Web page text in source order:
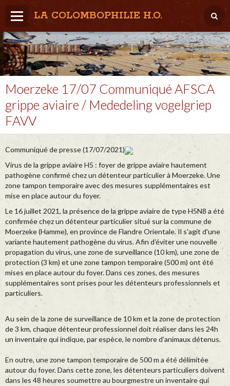
LA COLOMBOPHILIE H.O.
Home
Météo / Het weer
Lâcher / Los
Result. clubs, Provincial, (Inter)National
RFCB / KBDB
Moerzeke 17/07 Communiqué AFSCA
grippe aviaire / Mededeling vogelgriep
FAVV
Communiqué de presse (17/07/2021)
Virus de la grippe aviaire H5 : foyer de grippe aviaire hautement
pathogène confirmé chez un détenteur particulier à Moerzeke. Une
zone tampon temporaire avec des mesures supplémentaires est
mise en place autour du foyer.
Le 16 juillet 2021, la présence de la grippe aviaire de type H5N8 a été
confirmée chez un détenteur particulier situé sur la commune de
Moerzeke (Hamme), en province de Flandre Orientale. Il s'agit d'une
variante hautement pathogène du virus. Afin d'éviter une nouvelle
propagation du virus, une zone de surveillance (10 km), une zone de
protection (3 km) et une zone tampon temporaire (500 m) ont été
mises en place autour du foyer. Dans ces zones, des mesures
supplémentaires sont prises pour les détenteurs professionnels et
particuliers.
Au sein de la zone de surveillance de 10 km et la zone de protection
de 3 km, chaque détenteur professionnel doit réaliser dans les 24h
un inventaire qui indique, par espèce, le nombre d’animaux détenus.
En outre, une zone tampon temporaire de 500 m a été délimitée
autour du foyer. Dans cette zone, les détenteurs particuliers doivent
dans les 48 heures soumettre au bourgmestre un inventaire qui